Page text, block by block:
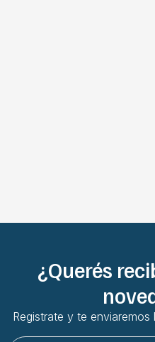
¿Querés
Registrate y te